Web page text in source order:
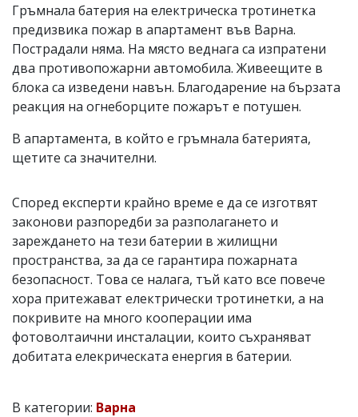
за
тях!
Ако
откриете
обиден
за
вас
коментар,
моля
сигнализирайте
ни!
Гръмнала батерия на електрическа тротинетка
предизвика пожар в апартамент във Варна.
Пострадали няма. На място веднага са изпратени
два противопожарни автомобила. Живеещите в
блока са изведени навън. Благодарение на бързата
реакция на огнеборците пожарът е потушен.
В апартамента, в който е гръмнала батерията,
щетите са значителни.
Според експерти крайно време е да се изготвят
законови разпоредби за разполагането и
зареждането на тези батерии в жилищни
пространства, за да се гарантира пожарната
безопасност. Това се налага, тъй като все повече
хора притежават електрически тротинетки, а на
покривите на много кооперации има
фотоволтаични инсталации, които съхраняват
добитата елекрическата енергия в батерии.
В категории: Варна